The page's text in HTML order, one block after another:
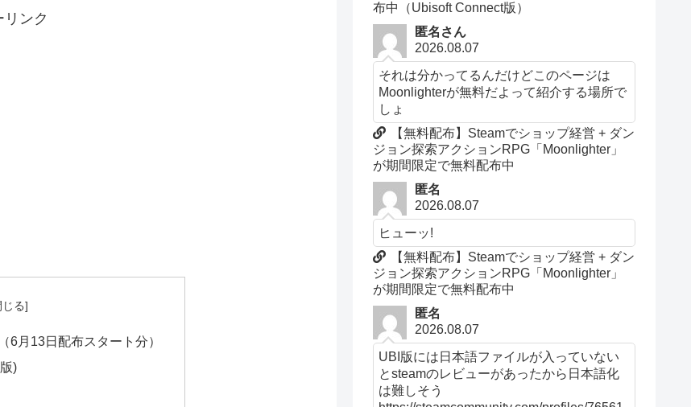
リンク
6月13日配布スタート分）
)
布中（Ubisoft Connect版）
匿名さん
2026.08.07
それは分かってるんだけどこのページは
Moonlighterが無料だよって紹介する場所で
しょ
【無料配布】Steamでショップ経営 + ダン
ジョン探索アクションRPG「Moonlighter」
が期間限定で無料配布中
匿名
2026.08.07
ヒューッ!
【無料配布】Steamでショップ経営 + ダン
ジョン探索アクションRPG「Moonlighter」
が期間限定で無料配布中
匿名
2026.08.07
UBI版には日本語ファイルが入っていない
とsteamのレビューがあったから日本語化
は難しそう